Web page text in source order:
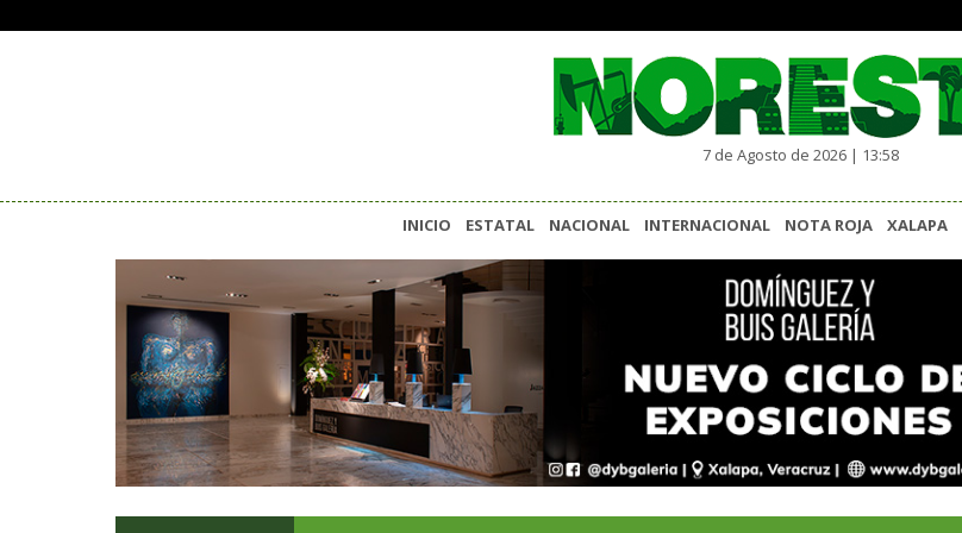
7 de Agosto de 2026 | 13:58
INICIO ESTATAL NACIONAL INTERNACIONAL NOTA ROJA XALAPA